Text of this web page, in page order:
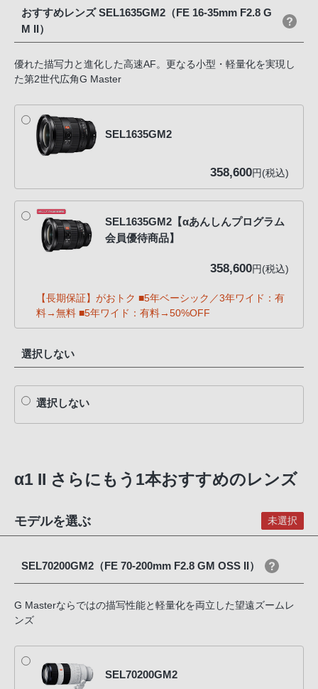
おすすめレンズ SEL1635GM2（FE 16-35mm F2.8 G
M II）
優れた描写力と進化した高速AF。更なる小型・軽量化を実現し
た第2世代広角G Master
SEL1635GM2
358,600円(税込)
SEL1635GM2【αあんしんプログラム
会員優待商品】
358,600円(税込)
【長期保証】がおトク ■5年ベーシック／3年ワイド：有
料→無料 ■5年ワイド：有料→50%OFF
選択しない
選択しない
α1 II さらにもう1本おすすめのレンズ
モデルを選ぶ 未選択
SEL70200GM2（FE 70-200mm F2.8 GM OSS II）
G Masterならではの描写性能と軽量化を両立した望遠ズームレ
ンズ
SEL70200GM2